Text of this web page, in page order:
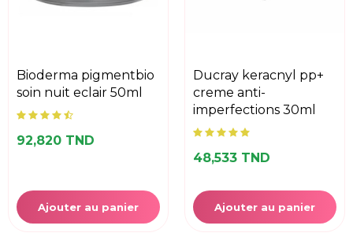
bioderma pigmentbio
soin nuit eclair 50ml
92,820 TND
Ajouter au panier
ducray keracnyl pp+
creme anti-
imperfections 30ml
48,533 TND
Ajouter au panier